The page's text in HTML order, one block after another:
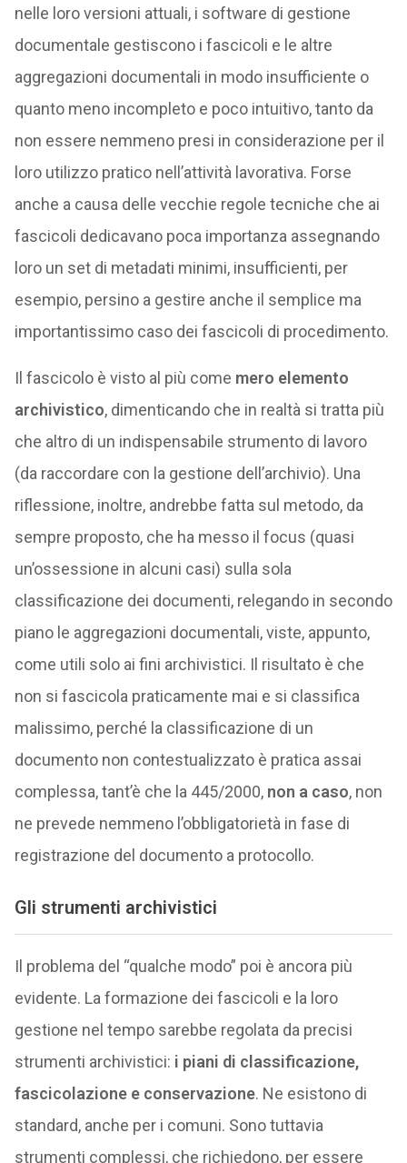
nelle loro versioni attuali, i software di gestione
documentale gestiscono i fascicoli e le altre
aggregazioni documentali in modo insufficiente o
quanto meno incompleto e poco intuitivo, tanto da
non essere nemmeno presi in considerazione per il
loro utilizzo pratico nell’attività lavorativa. Forse
anche a causa delle vecchie regole tecniche che ai
fascicoli dedicavano poca importanza assegnando
loro un set di metadati minimi, insufficienti, per
esempio, persino a gestire anche il semplice ma
importantissimo caso dei fascicoli di procedimento.
Il fascicolo è visto al più come mero elemento
archivistico, dimenticando che in realtà si tratta più
che altro di un indispensabile strumento di lavoro
(da raccordare con la gestione dell’archivio). Una
riflessione, inoltre, andrebbe fatta sul metodo, da
sempre proposto, che ha messo il focus (quasi
un’ossessione in alcuni casi) sulla sola
classificazione dei documenti, relegando in secondo
piano le aggregazioni documentali, viste, appunto,
come utili solo ai fini archivistici. Il risultato è che
non si fascicola praticamente mai e si classifica
malissimo, perché la classificazione di un
documento non contestualizzato è pratica assai
complessa, tant’è che la 445/2000, non a caso, non
ne prevede nemmeno l’obbligatorietà in fase di
registrazione del documento a protocollo.
Gli strumenti archivistici
Il problema del “qualche modo” poi è ancora più
evidente. La formazione dei fascicoli e la loro
gestione nel tempo sarebbe regolata da precisi
strumenti archivistici: i piani di classificazione,
fascicolazione e conservazione. Ne esistono di
standard, anche per i comuni. Sono tuttavia
strumenti complessi, che richiedono, per essere